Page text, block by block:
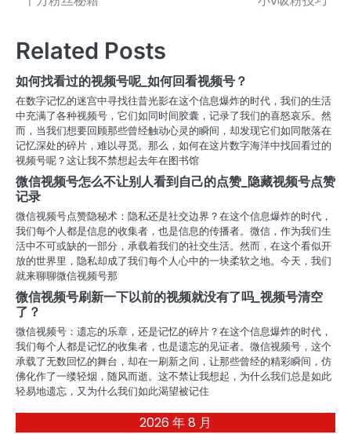
章
导
航
Related Posts
如何找看过的视频号呢_如何回看视频号？
在数字记忆的迷宫中寻找往昔光影在这个信息爆炸的时代，我们的生活
中充满了各种视频号，它们如同时间胶囊，记录了我们的喜怒哀乐。然
而，当我们想要回顾那些曾经触动心灵的瞬间，却发现它们如同散落在
记忆深处的碎片，难以寻觅。那么，如何在这片数字海洋中找回看过的
视频号呢？这让我不禁想起去年在图书馆
微信视频号怎么不让别人看到自己的点赞_隐藏视频号点赞
记录
微信视频号点赞隐秘术：隐私还是社交边界？在这个信息爆炸的时代，
我们每个人都是信息的收集者，也是信息的传播者。微信，作为我们生
活中不可或缺的一部分，承载着我们的社交生活。然而，在这个看似开
放的世界里，隐私却成了我们每个人心中的一块柔软之地。今天，我们
就来聊聊微信视频号那
微信视频号刷新一下以前的视频就没有了吗_视频号清空
了？
微信视频号：遗忘的乐章，还是记忆的碎片？在这个信息爆炸的时代，
我们每个人都是记忆的收集者，也是遗忘的见证者。微信视频号，这个
承载了无数回忆的舞台，却在一刷新之间，让那些曾经的精彩瞬间，仿
佛化作了一缕轻烟，随风而逝。这不禁让我想起，为什么我们总是如此
轻易地遗忘，又为什么我们如此渴望被记住
2026 年 8 月